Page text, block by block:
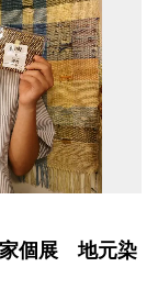
家個展 地元染